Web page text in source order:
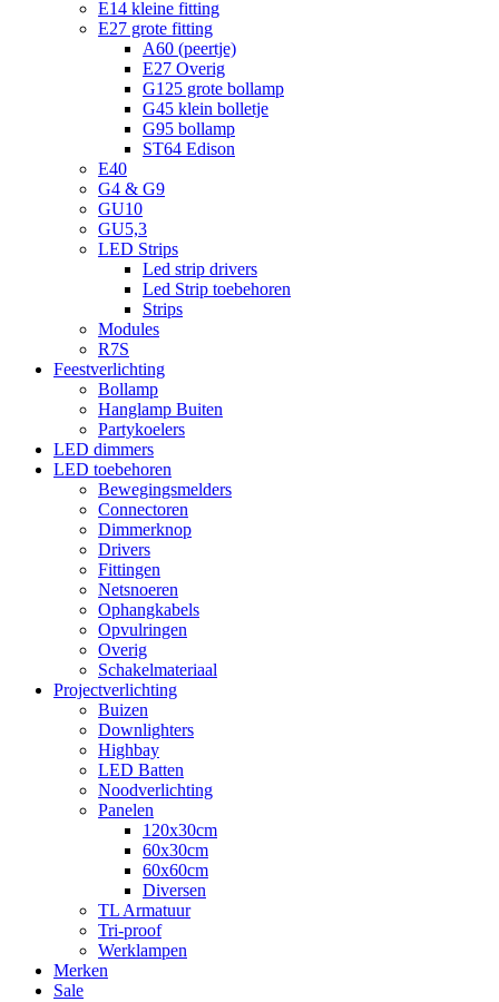
E14 kleine fitting
E27 grote fitting
A60 (peertje)
E27 Overig
G125 grote bollamp
G45 klein bolletje
G95 bollamp
ST64 Edison
E40
G4 & G9
GU10
GU5,3
LED Strips
Led strip drivers
Led Strip toebehoren
Strips
Modules
R7S
Feestverlichting
Bollamp
Hanglamp Buiten
Partykoelers
LED dimmers
LED toebehoren
Bewegingsmelders
Connectoren
Dimmerknop
Drivers
Fittingen
Netsnoeren
Ophangkabels
Opvulringen
Overig
Schakelmateriaal
Projectverlichting
Buizen
Downlighters
Highbay
LED Batten
Noodverlichting
Panelen
120x30cm
60x30cm
60x60cm
Diversen
TL Armatuur
Tri-proof
Werklampen
Merken
Sale